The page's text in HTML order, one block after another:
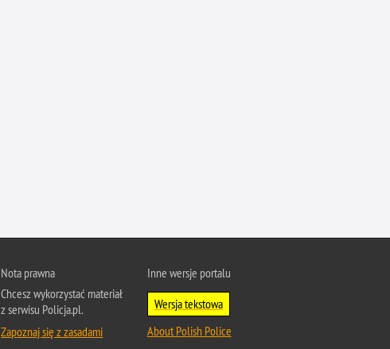
Przestępczość ubezpieczeniowa
Przewinienia w Policji
Pseudokibice
Rozboje
Nota prawna
Chcesz wykorzystać materiał
z serwisu Policja.pl.
Zapoznaj się z zasadami
Inne wersje portalu
Wersja tekstowa
About Polish Police